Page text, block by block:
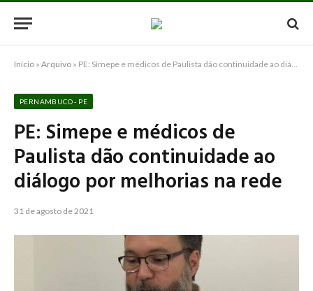
Início » Arquivo » PE: Simepe e médicos de Paulista dão continuidade ao diálogo por melhorias na rede
PERNAMBUCO - PE
PE: Simepe e médicos de
Paulista dão continuidade ao
diálogo por melhorias na rede
31 de agosto de 2021